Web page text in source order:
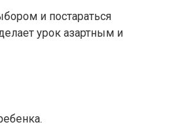
и постараться
урок азартным и